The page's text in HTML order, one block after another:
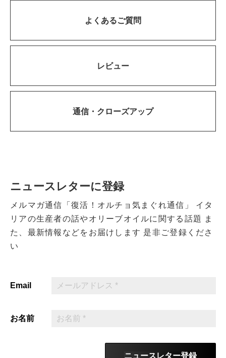
よくあるご質問
レビュー
通信・ クローズアップ
ニュースレターに登録
メルマガ通信「復活！オルチョ気まぐれ通信」
イタ
リアの生産者の話やオリーブオイルに関する話題
ま
た、最新情報などをお届けします 是非ご登録くださ
い
Email
お名前
ニュースレター登録